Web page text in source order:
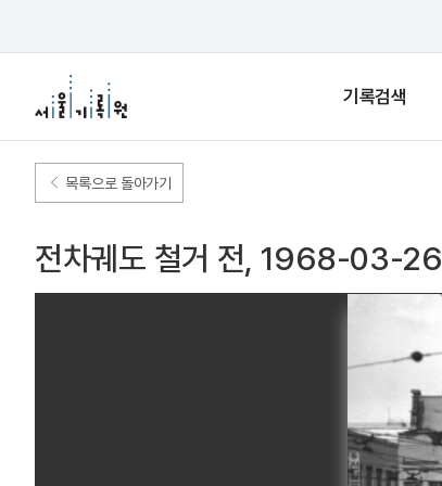
기록검색
목록으로 돌아가기
전차궤도 철거 전, 1968-03-26